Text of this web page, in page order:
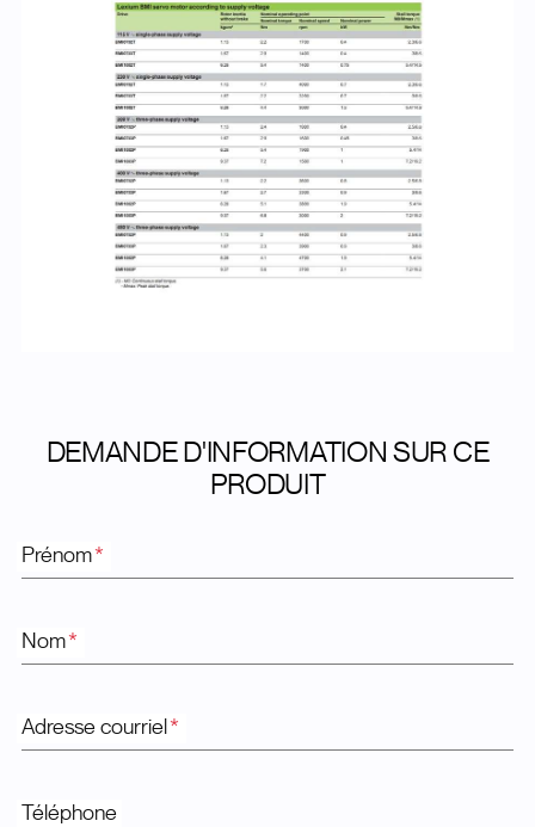
DEMANDE D'INFORMATION SUR CE
PRODUIT
Prénom*
Nom*
Adresse courriel *
Téléphone